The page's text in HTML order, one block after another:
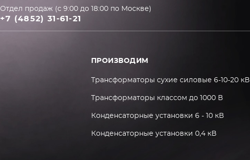
Отдел продаж (с 9:00 до 18:00 по Москве)
+7 (4852) 31-61-21
ПРОИЗВОДИМ
Трансформаторы сухие силовые 6-10-20 кВ
Трансформаторы классом до 1000 В
Конденсаторные установки 6 - 10 кВ
Конденсаторные установки 0,4 кВ